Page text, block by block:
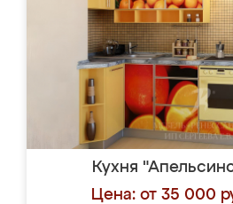
Кухня
Цена: от 35 000